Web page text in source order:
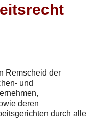
Remscheid der
und
deren
durch alle